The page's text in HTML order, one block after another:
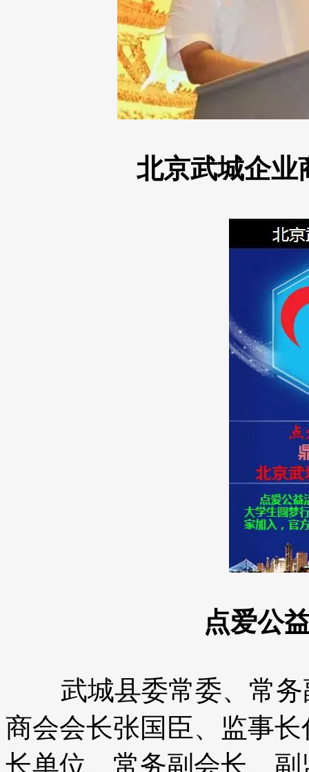
北京武城企业
点爱公
武城县委常委、常务
商会会长张国臣、监事
长单位、常务副会长、